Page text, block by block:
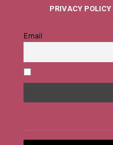
PRIVACY POLICY
Email